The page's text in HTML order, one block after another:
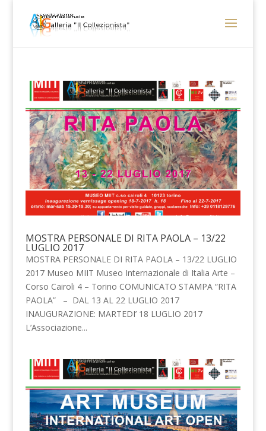
MOSTRA PERSONALE DI RITA PAOLA – 13/22
LUGLIO 2017
MOSTRA PERSONALE DI RITA PAOLA – 13/22 LUGLIO
2017 Museo MIIT Museo Internazionale di Italia Arte –
Corso Cairoli 4 – Torino COMUNICATO STAMPA “RITA
PAOLA” – DAL 13 AL 22 LUGLIO 2017
INAUGURAZIONE: MARTEDI’ 18 LUGLIO 2017
L’Associazione...